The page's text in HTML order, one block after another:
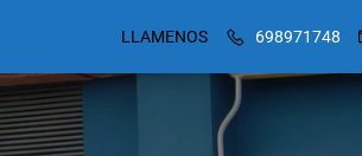
LLAMENOS 698971748